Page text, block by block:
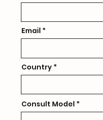
Email
Country
Consult Model